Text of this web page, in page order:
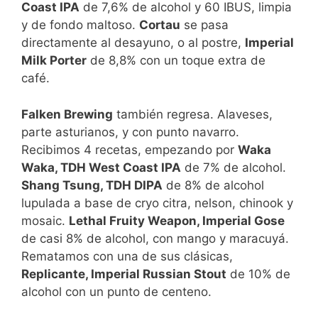
Coast IPA de 7,6% de alcohol y 60 IBUS, limpia
y de fondo maltoso. Cortau se pasa
directamente al desayuno, o al postre, Imperial
Milk Porter de 8,8% con un toque extra de
café.
Falken Brewing también regresa. Alaveses,
parte asturianos, y con punto navarro.
Recibimos 4 recetas, empezando por Waka
Waka, TDH West Coast IPA de 7% de alcohol.
Shang Tsung, TDH DIPA de 8% de alcohol
lupulada a base de cryo citra, nelson, chinook y
mosaic. Lethal Fruity Weapon, Imperial Gose
de casi 8% de alcohol, con mango y maracuyá.
Rematamos con una de sus clásicas,
Replicante, Imperial Russian Stout de 10% de
alcohol con un punto de centeno.